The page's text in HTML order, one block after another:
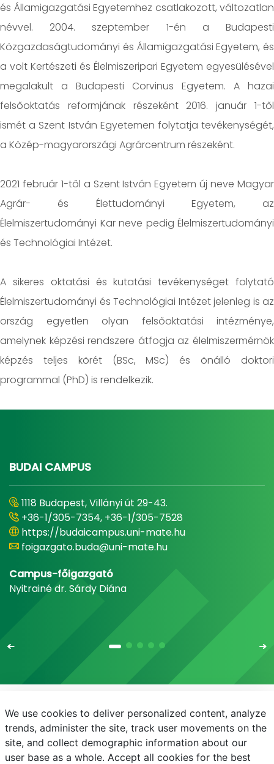
és Államigazgatási Egyetemhez csatlakozott, változatlan
névvel. 2004. szeptember 1-én a Budapesti
Közgazdaságtudományi és Államigazgatási Egyetem, és
a volt Kertészeti és Élelmiszeripari Egyetem egyesülésével
megalakult a Budapesti Corvinus Egyetem. A hazai
felsőoktatás reformjának részeként 2016. január 1-től
ismét a Szent István Egyetemen folytatja tevékenységét,
a Közép-magyarországi Agrárcentrum részeként.
2021 február 1-től a Szent István Egyetem új neve Magyar
Agrár- és Élettudományi Egyetem, az
Élelmiszertudományi Kar neve pedig Élelmiszertudományi
és Technológiai Intézet.
A sikeres oktatási és kutatási tevékenységet folytató
Élelmiszertudományi és Technológiai Intézet jelenleg is az
ország egyetlen olyan felsőoktatási intézménye,
amelynek képzési rendszere átfogja az élelmiszermérnök
képzés teljes körét (BSc, MSc) és önálló doktori
programmal (PhD) is rendelkezik.
BUDAI CAMPUS
1118 Budapest, Villányi út 29-43.
+36-1/305-7354, +36-1/305-7528
https://budaicampus.uni-mate.hu
foigazgato.buda@uni-mate.hu
Campus-főigazgató
Nyitrainé dr. Sárdy Diána
E-mail Telefonkönyv NEPTUN
E-learning
Adatvédelem
We use cookies to deliver personalized content, analyze
trends, administer the site, track user movements on the
site, and collect demographic information about our
user base as a whole. Accept all cookies for the best